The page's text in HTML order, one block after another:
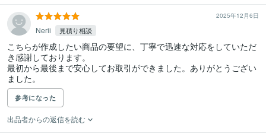
2025年12月6日
Nerii 見積り相談
こちらが作成したい商品の要望に、丁寧で迅速な対応をしていただ
き感謝しております。
最初から最後まで安心してお取引ができました。ありがとうござい
ました。
参考になった
出品者からの返信を読む